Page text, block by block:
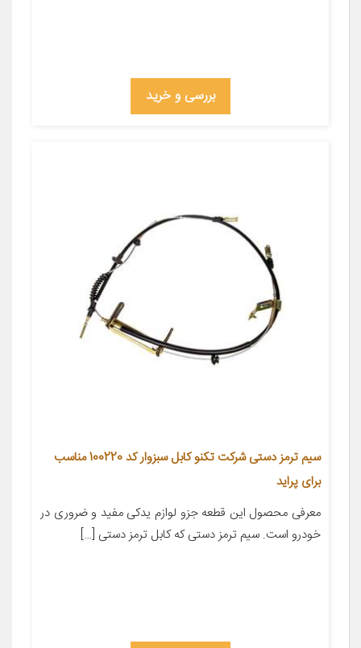
بررسی و خرید
سیم ترمز دستی شرکت تکنو کابل سبزوار کد 100220 مناسب
برای پراید
معرفی محصول این قطعه جزو لوازم یدکی مفید و ضروری در
خودرو است. سیم ترمز دستی که کابل ترمز دستی […]